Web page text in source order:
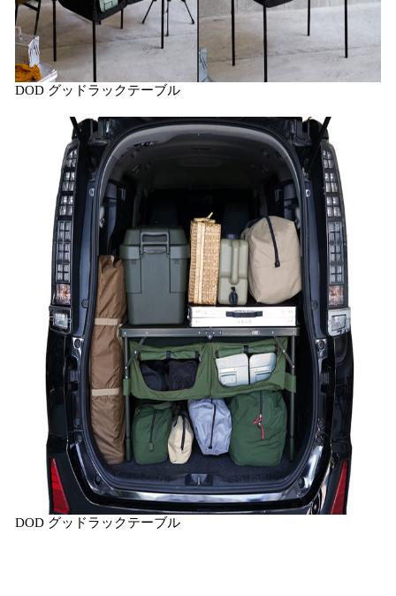
DOD グッドラックテーブル
DOD グッドラックテーブル